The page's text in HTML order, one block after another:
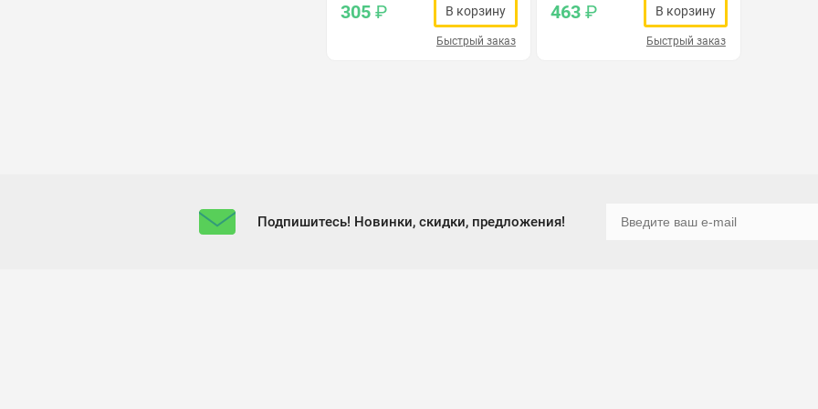
305 ₽ В корзину
Быстрый заказ
463₽ В корзину
Быстрый заказ
Подпишитесь! Новинки, скидки, предложения!